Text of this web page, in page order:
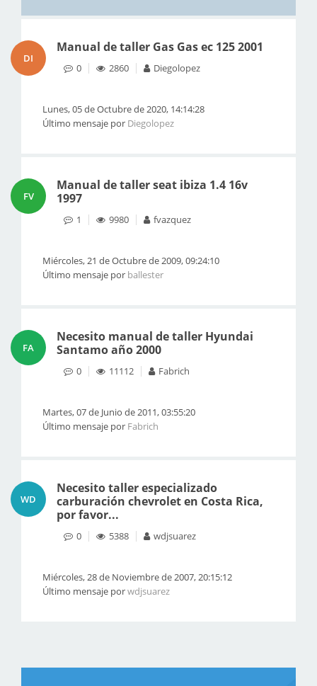
DI
Manual de taller Gas Gas ec 125 2001
0 2860 Diegolopez
Lunes, 05 de Octubre de 2020, 14:14:28
Último mensaje por Diegolopez
FV
Manual de taller seat ibiza 1.4 16v
1997
1 9980 fvazquez
Miércoles, 21 de Octubre de 2009, 09:24:10
Último mensaje por ballester
FA
Necesito manual de taller Hyundai
Santamo año 2000
0 11112 Fabrich
Martes, 07 de Junio de 2011, 03:55:20
Último mensaje por Fabrich
WD
Necesito taller especializado
carburación chevrolet en Costa Rica,
por favor...
0 5388 wdjsuarez
Miércoles, 28 de Noviembre de 2007, 20:15:12
Último mensaje porwdjsuarez